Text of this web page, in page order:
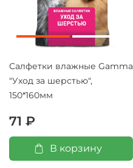
Салфетки влажные Gamma
"Уход за шерстью",
150*160мм
71 ₽
В корзину